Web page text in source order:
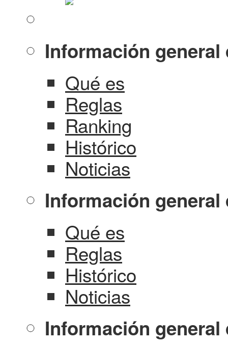
Información general
Qué es
Reglas
Ranking
Histórico
Noticias
Información general
Qué es
Reglas
Histórico
Noticias
Información general